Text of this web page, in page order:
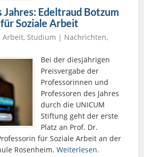
Jahres: Edeltraud Botzum
Soziale Arbeit
Arbeit, Studium | Nachrichten,
Bei der diesjährigen
Preisvergabe der
Professorinnen und
Professoren des Jahres
durch die UNICUM
Stiftung geht der erste
Platz an Prof. Dr.
für Soziale Arbeit an der
Rosenheim. Weiterlesen.